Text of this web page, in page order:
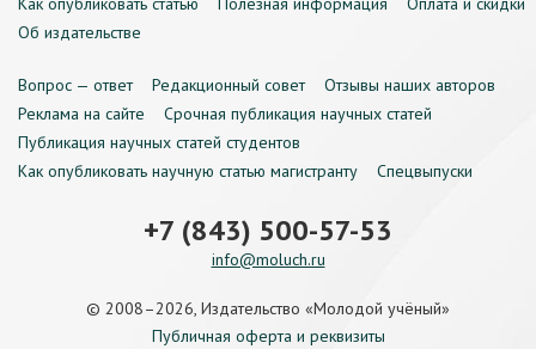
Об издательстве
Вопрос — ответ Редакционный совет
Отзывы наших авторов
Реклама на сайте
Срочная публикация научных статей
Публикация научных статей студентов
Как опубликовать научную статью магистранту
Спецвыпуски
+7 (843) 500-57-53
info@moluch.ru
© 2008–2026, Издательство «Молодой учёный»
Публичная оферта и реквизиты